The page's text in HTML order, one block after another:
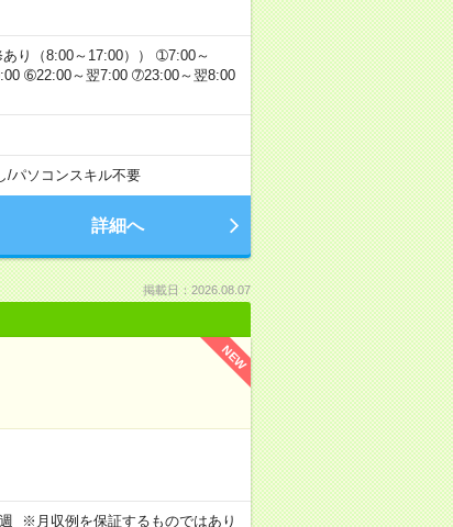
り（8:00～17:00）） ➀7:00～
➅22:00～翌7:00 ➆23:00～翌8:00
/パソコンスキル不要
詳細へ
掲載日：2026.08.07
NEW
※月収例を保証するものではあり